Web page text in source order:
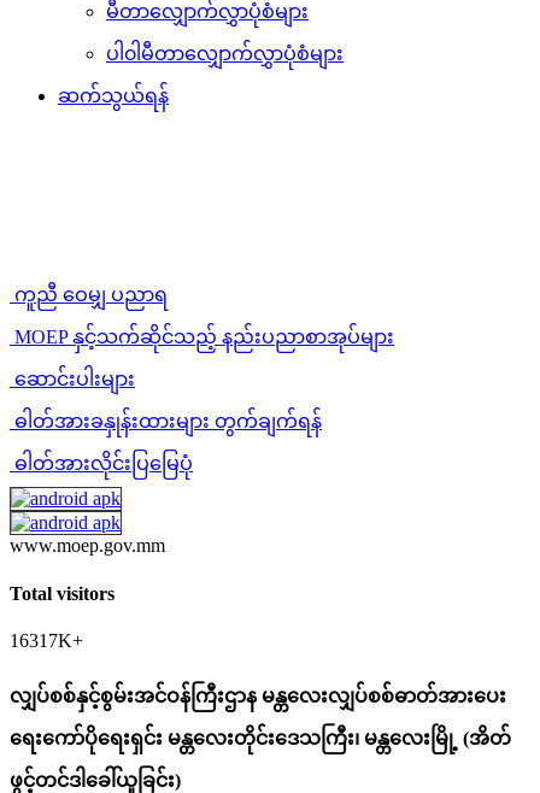
မီတာလျှောက်လွှာပုံစံများ
ပါ၀ါမီတာလျှောက်လွှာပုံစံများ
ဆက်သွယ်ရန်
ကူညီ ဝေမျှ ပညာရ
MOEP နှင့်သက်ဆိုင်သည့် နည်းပညာစာအုပ်များ
ဆောင်းပါးများ
ဓါတ်အားခနှုန်းထားများ တွက်ချက်ရန်
ဓါတ်အားလိုင်းပြမြေပုံ
www.moep.gov.mm
Total visitors
16317K+
လျှပ်စစ်နှင့်စွမ်းအင်ဝန်ကြီးဌာန မန္တလေးလျှပ်စစ်ဓာတ်အားပေး
ရေးကော်ပိုရေးရှင်း မန္တလေးတိုင်းဒေသကြီး၊ မန္တလေးမြို့ (အိတ်
ဖွင့်တင်ဒါခေါ်ယူခြင်း)